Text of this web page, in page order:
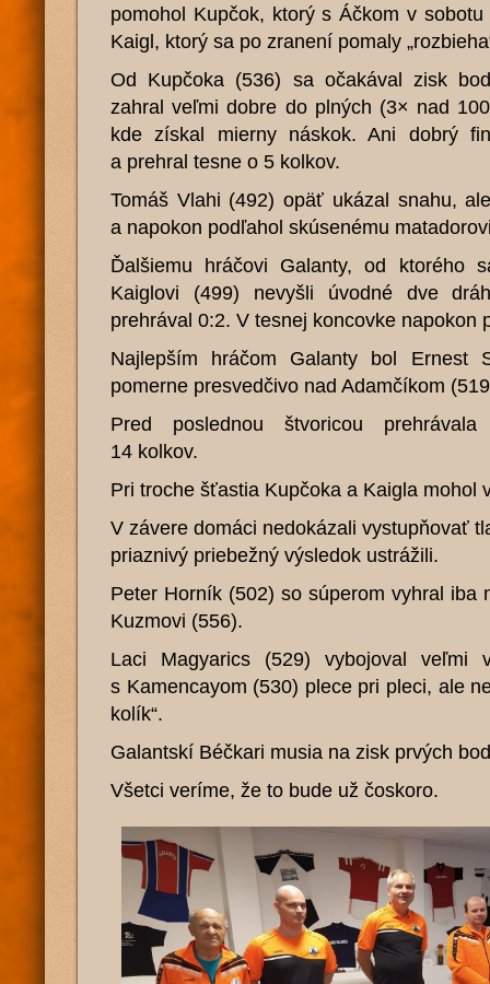
pomohol Kupčok, ktorý s Áčkom v
Kaigl, ktorý sa po zranení pomaly
Od Kupčoka (536) sa očakával zisk
zahral veľmi dobre do plných (3× nad
kde získal mierny náskok. Ani dobrý
a prehral tesne o 5 kolkov.
Tomáš Vlahi (492) opäť ukázal snahu,
a napokon podľahol skúsenému
Ďalšiemu hráčovi Galanty, od ktorého
Kaiglovi (499) nevyšli úvodné dve
prehrával 0:2. V tesnej koncovke napokon
Najlepším hráčom Galanty bol Ernest
pomerne presvedčivo nad Adamčíkom
Pred poslednou štvoricou
14 kolkov.
Pri troche šťastia Kupčoka a Kaigla
V závere domáci nedokázali vystupňovať
priaznivý priebežný výsledok ustrážili.
Peter Horník (502) so súperom vyhral iba
Kuzmovi (556).
Laci Magyarics (529) vybojoval veľmi
s Kamencayom (530) plece pri pleci, ale
kolík“.
Galantskí Béčkari musia na zisk prvých
Všetci veríme, že to bude už čoskoro.